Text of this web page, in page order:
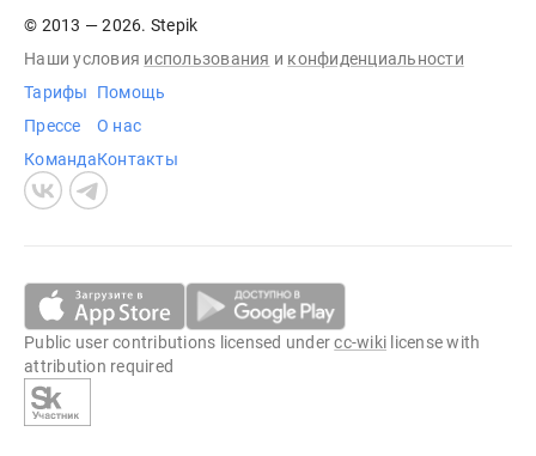
© 2013 — 2026. Stepik
Наши условия использования и конфиденциальности
Тарифы
Прессе
Команда
Помощь
О нас
Контакты
Public user contributions licensed undercc-wiki license with
attribution required